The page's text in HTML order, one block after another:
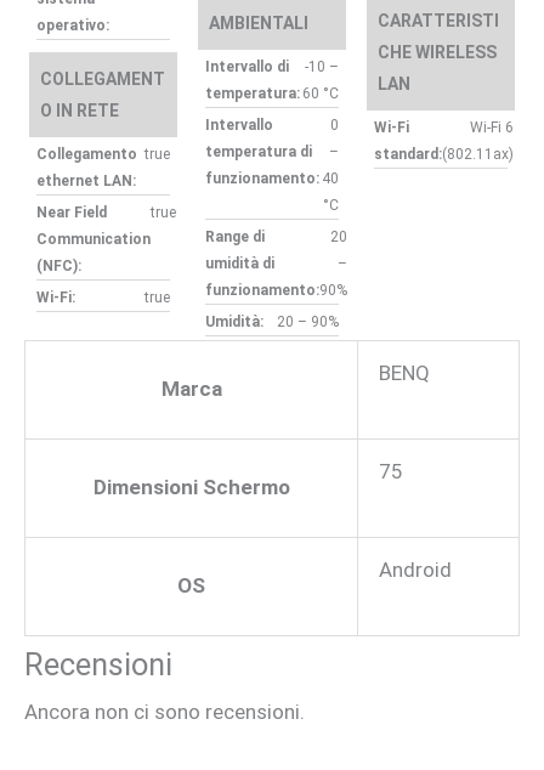
operativo:
COLLEGAMENT
O IN RETE
Collegamento
ethernet LAN:
true
Near Field
Communication
(NFC):
true
Wi-Fi: true
AMBIENTALI
Intervallo di
temperatura:
-10 –
60 °C
Intervallo
temperatura di
funzionamento:
0
–
40
°C
Range di
umidità di
funzionamento:
20
–
90%
Umidità:
20 – 90%
CARATTERISTI
CHE WIRELESS
LAN
Wi-Fi
standard:
Wi-Fi 6
(802.11ax)
Marca
BENQ
Dimensioni Schermo
75
OS
Android
Recensioni
Ancora non ci sono recensioni.